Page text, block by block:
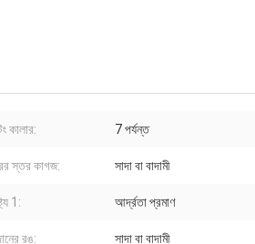
কালার: 7 পর্যন্ত
স্তর কাগজ: সাদা বা বাদামী
1: আর্দ্রতা প্রমাণ
রঙ: সাদা বা বাদামী